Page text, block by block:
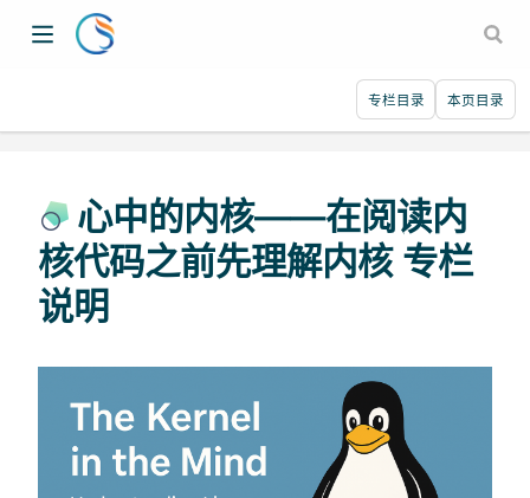
专栏目录 本页目录
心中的内核——在阅读内
核代码之前先理解内核 专栏
说明